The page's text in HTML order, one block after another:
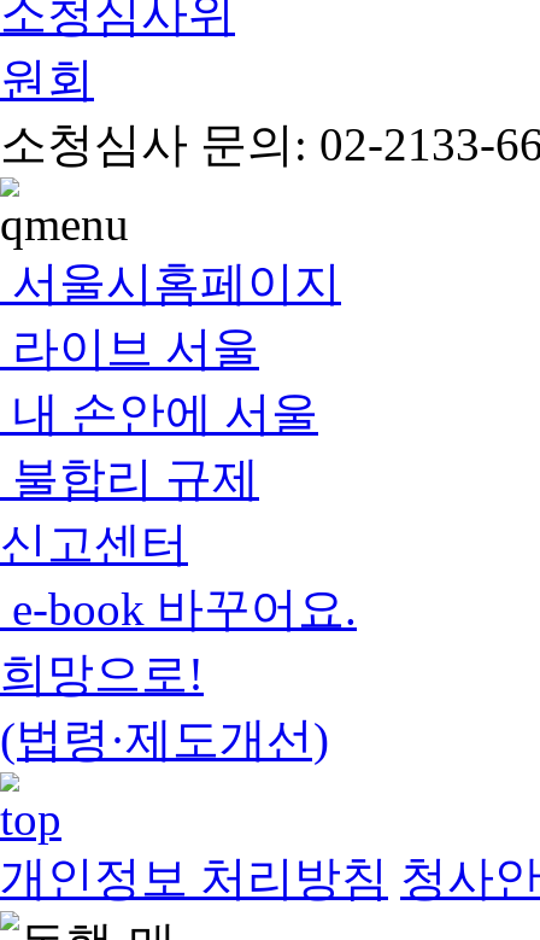
소청심사 문의: 02-2133-
서울시홈페이지
라이브 서울
내 손안에 서울
불합리 규제
신고센터
e-book 바꾸어요.
희망으로!
(법령·제도개선)
개인정보 처리방침 청사